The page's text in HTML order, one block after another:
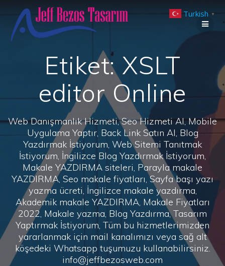
to
Etiket:XSLT
editor Online
Web Danışmanlık Hizmeti, Seo Hizmeti Al, Mobile
Uygulama Yaptır, Back Link Satın Al, Blog
Yazdırmak İstiyorum, Web Sitemi Tanıtmak
İstiyorum, İngilizce Blog Yazdırmak İstiyorum,
Makale YAZDIRMA siteleri, Parayla makale
YAZDIRMA, Seo makale fiyatları, Sayfa başı yazı
yazma ücreti, İngilizce makale yazdırma,
Akademik makale YAZDIRMA, Makale Fiyatları
2022, Makale yazma, Blog Yazdırma, Tasarım
Yaptırmak İstiyorum, Tüm bu hizmetlerimizden
yararlanmak için mail kanalımızı veya sağ alt
köşedeki Whatsapp tuşumuzu kullanabilirsiniz.
info@jeffbezosweb.com
Turkish ▼